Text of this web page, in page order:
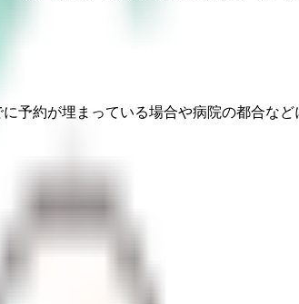
予約が埋まっている場合や病院の都合な